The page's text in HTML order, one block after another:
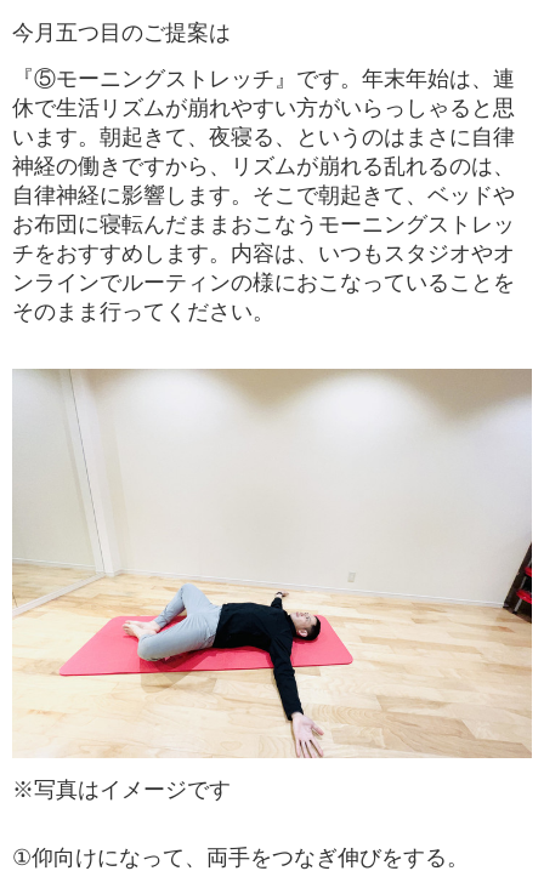
今月五つ目のご提案は
『⑤モーニングストレッチ』です。年末年始は、連
休で生活リズムが崩れやすい方がいらっしゃると思
います。朝起きて、夜寝る、というのはまさに自律
神経の働きですから、リズムが崩れる乱れるのは、
自律神経に影響します。そこで朝起きて、ベッドや
お布団に寝転んだままおこなうモーニングストレッ
チをおすすめします。内容は、いつもスタジオやオ
ンラインでルーティンの様におこなっていることを
そのまま行ってください。
※写真はイメージです
①仰向けになって、両手をつなぎ伸びをする。